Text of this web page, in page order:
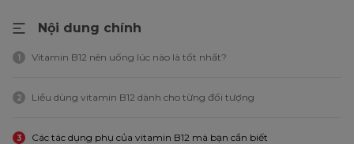
Nội dung chính
1 Vitamin B12 nên uống lúc nào là tốt nhất?
2 Liều dùng vitamin B12 dành cho từng đối tượng
3 Các tác dụng phụ của vitamin B12 mà bạn cần biết